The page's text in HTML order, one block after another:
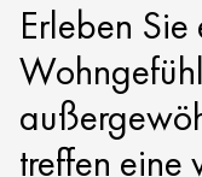
Erleben
treffen eine